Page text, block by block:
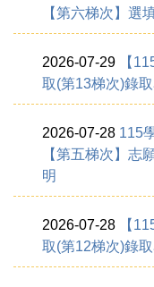
【第六梯次】選
2026-07-29
【
取(第13梯次)錄
2026-07-28 115
【第五梯次】志
明
2026-07-28
【
取(第12梯次)錄